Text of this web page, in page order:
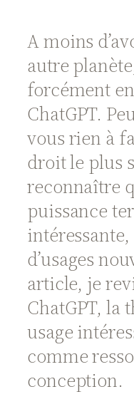
A moins
autre
forcément
ChatGPT.
vous rien à
droit le plus
reconnaître
puissance
d’usages
article, je
ChatGPT, la
usage
comme
conception.